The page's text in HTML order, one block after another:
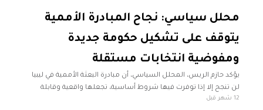
محلل سياسي: نجاح المبادرة الأممية
يتوقف على تشكيل حكومة جديدة
ومفوضية انتخابات مستقلة
يؤكد حازم الريس، المحلل السياسي، أن مبادرة البعثة الأممية في ليبيا
لن تنجح إلا إذا توفرت فيها شروط أساسية، تجعلها واقعية وقابلة
للتطبيق على الأرض. وفقًا للريس، فإن الشرط الأول
12 شهر قبل